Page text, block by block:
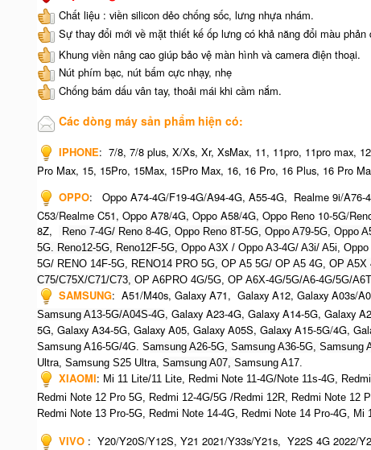
Chất liệu : viền silicon dẻo chống sốc, lưng nhựa nhám.
Sự thay đổi mới về mặt thiết kế ốp lưng có khả năng đổi màu
Khung viền nâng cao giúp bảo vệ màn hình và camera điện thoại.
Nút phím bạc, nút bấm cực nhạy, nhẹ
Chống bám dấu vân tay, thoải mái khi cầm nắm.
Các dòng máy sản phẩm hiện có:
IPHONE: 7/8, 7/8 plus, X/Xs, Xr, XsMax, 11, 11pro, 11pro max,
Pro Max, 15, 15Pro, 15Max, 15Pro Max, 16, 16 Pro, 16 Plus, 16 Pro
OPPO:
Oppo A74-4G/F19-4G/A94-4G, A55-4G, Realme 9i/
C53/Realme C51, Oppo A78/4G, Oppo A58/4G, Oppo Reno 10-5G/
8Z,
Reno 7-4G/ Reno 8-4G, Oppo Reno 8T-5G, Oppo A79-5G, Oppo
5G. Reno12-5G, Reno12F-5G, Oppo A3X / Oppo A3-4G/ A3i/ A5i,
5G/ RENO 14F-5G, RENO14 PRO 5G, OP A5 5G/ OP A5 4G, OP A5X
C75/C75X/C71/C73, OP A6PRO 4G/5G, OP A6X-4G/5G/A6-4G/5G/
SAMSUNG: A51/M40s, Galaxy A71, Galaxy A12, Galaxy A03s/
Samsung A13-5G/A04S-4G, Galaxy A23-4G, Galaxy A14-5G, Galaxy
5G, Galaxy A34-5G, Galaxy A05, Galaxy A05S, Galaxy A15-5G/4G,
Samsung A16-5G/4G. Samsung A26-5G, Samsung A36-5G, Samsung
Ultra, Samsung S25 Ultra, Samsung A07, Samsung A17.
XIAOMI: Mi 11 Lite/11 Lite, Redmi Note 11-4G/Note 11s-4G,
Redmi Note 12 Pro 5G, Redmi 12-4G/5G /Redmi 12R, Redmi Note 12
Redmi Note 13 Pro-5G, Redmi Note 14-4G, Redmi Note 14 Pro-4G, Mi
VIVO : Y20/Y20S/Y12S, Y21 2021/Y33s/Y21s, Y22S 4G 2022/